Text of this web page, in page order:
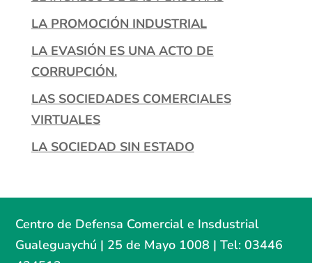
LA PROMOCIÓN INDUSTRIAL
LA EVASIÓN ES UNA ACTO DE
CORRUPCIÓN.
LAS SOCIEDADES COMERCIALES
VIRTUALES
LA SOCIEDAD SIN ESTADO
Centro de Defensa Comercial e Insdustrial
Gualeguaychú | 25 de Mayo 1008 | Tel: 03446